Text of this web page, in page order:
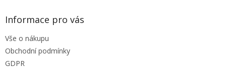
Informace pro vás
Vše o nákupu
Obchodní podmínky
GDPR